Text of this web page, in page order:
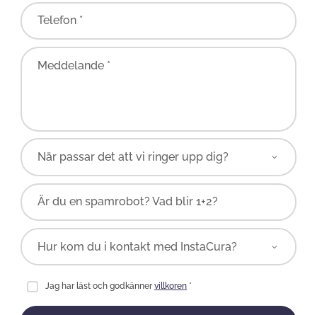
Telefon *
Meddelande *
Är du en spamrobot? Vad blir 1+2?
Jag har läst och godkännervillkoren*